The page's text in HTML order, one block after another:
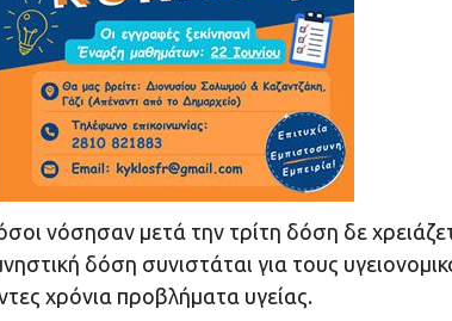
νόσησαν μετά την τρίτη δόση δε
δόση συνιστάται για τους
χρόνια προβλήματα υγείας.